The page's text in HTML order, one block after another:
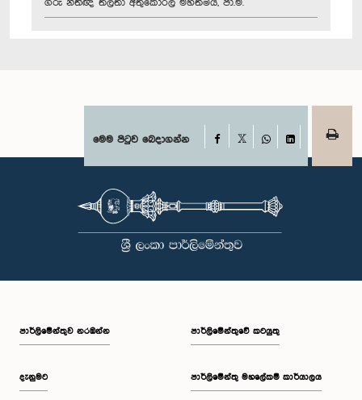
ගරු නීතිඥ තලතා අතුකෝරල මහත්මිය, පා.ම.
මෙම පිටුව බෙදාගන්න Facebook
WhatsAppLinkedIn
පාර්ලි‌මේන්තුව නරඹන්න
දැනුමට
පාර්ලිමේන්තුවේ කටයුතු
පාර්ලිමේන්තු මහලේකම් කාර්යාලය